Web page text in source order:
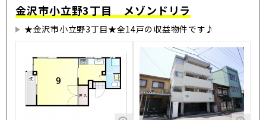
金沢市小立野3丁目 メゾンドリラ
★金沢市小立野3丁目★全14戸の収益物件です♪